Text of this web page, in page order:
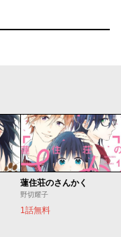
蓮住荘のさんかく
野切耀子
1話無料